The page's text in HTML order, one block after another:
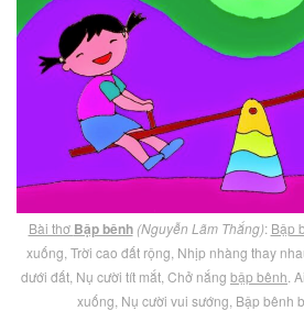
Bài thơ Bập bênh (Nguyễn Lãm Thắng): Bập
xuống, Trời cao đất rộng, Nhịp nhàng thay
dưới đất, Nụ cười tít mắt, Chở nắng bập bênh .
xuống, Nụ cười vui sướng, Bập bênh